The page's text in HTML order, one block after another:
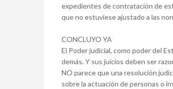
expedientes de contratación de
que no estuviese ajustado a las
CONCLUYO YA
El Poder judicial, como poder del
demás. Y sus juicios deben ser
NO parece que una resolución
sobre la actuación de personas o